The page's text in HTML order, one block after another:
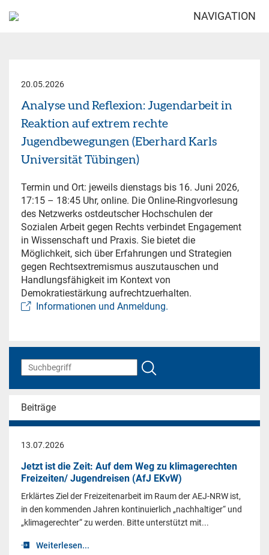
NAVIGATION
20.05.2026
Analyse und Reflexion: Jugendarbeit in
Reaktion auf extrem rechte
Jugendbewegungen (Eberhard Karls
Universität Tübingen)
Termin und Ort: jeweils dienstags bis 16. Juni 2026,
17:15 – 18:45 Uhr, online. Die Online-Ringvorlesung
des Netzwerks ostdeutscher Hochschulen der
Sozialen Arbeit gegen Rechts verbindet Engagement
in Wissenschaft und Praxis. Sie bietet die
Möglichkeit, sich über Erfahrungen und Strategien
gegen Rechtsextremismus auszutauschen und
Handlungsfähigkeit im Kontext von
Demokratiestärkung aufrechtzuerhalten.
Informationen und Anmeldung.
Beiträge
13.07.2026
Jetzt ist die Zeit: Auf dem Weg zu klimagerechten
Freizeiten/ Jugendreisen (AfJ EKvW)
Erklärtes Ziel der Freizeitenarbeit im Raum der AEJ-NRW ist,
in den kommenden Jahren kontinuierlich „nachhaltiger“ und
„klimagerechter“ zu werden. Bitte unterstützt mit...
Weiterlesen...